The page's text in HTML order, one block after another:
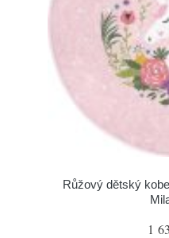
Růžový dětský
1